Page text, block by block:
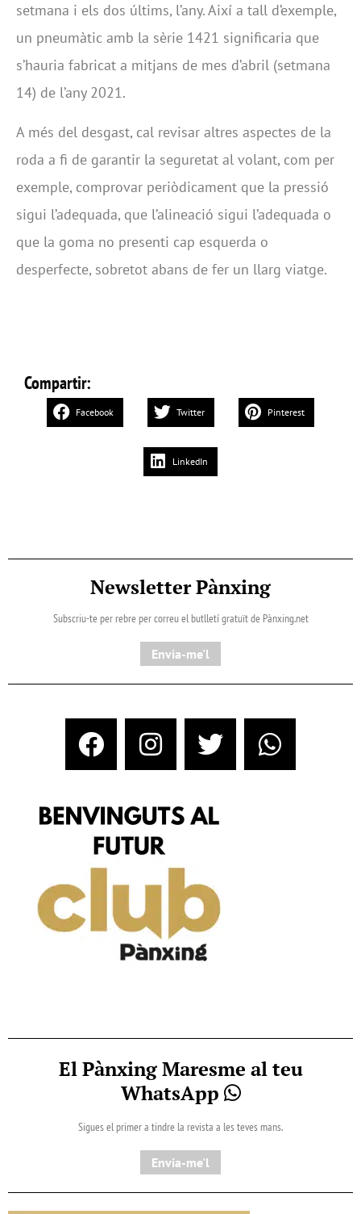
setmana i els dos últims, l’any. Així a tall d’exemple,
un pneumàtic amb la sèrie 1421 significaria que
s’hauria fabricat a mitjans de mes d’abril (setmana
14) de l’any 2021.
A més del desgast, cal revisar altres aspectes de la
roda a fi de garantir la seguretat al volant, com per
exemple, comprovar periòdicament que la pressió
sigui l’adequada, que l’alineació sigui l’adequada o
que la goma no presenti cap esquerda o
desperfecte, sobretot abans de fer un llarg viatge.
Compartir:
Facebook Twitter Pinterest
LinkedIn
Newsletter Pànxing
Subscriu-te per rebre per correu el butlletí gratuït de Pànxing.net​
Envia-me'l
El Pànxing Maresme al teu
WhatsApp
Sigues el primer a tindre la revista a les teves mans.
Envia-me'l